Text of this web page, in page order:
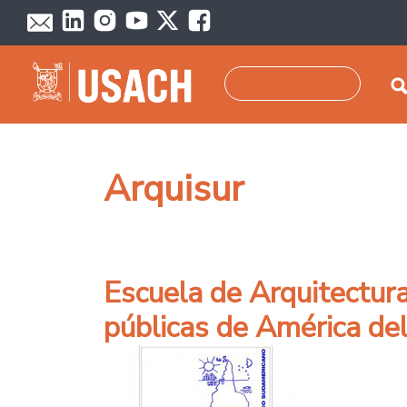
Pasar al contenido principal
Arquisur
Escuela de
públicas de América